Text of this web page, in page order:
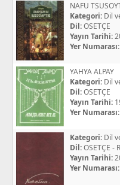
NAFU
Kategori: Dil
Dil:OSETÇE
Yayın Tarihi:
Yer Numarası:
YAHYA ALPAY
Kategori: Dil
Dil:OSETÇE
Yayın Tarihi:
Yer Numarası:
Kategori: Dil
Dil:OSETÇE -
Yayın Tarihi:
Yer Numarası: